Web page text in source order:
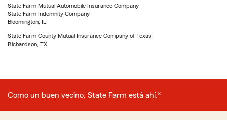
State Farm Mutual Automobile Insurance Company
State Farm Indemnity Company
Bloomington, IL
State Farm County Mutual Insurance Company of Texas
Richardson, TX
Como un buen vecino, State Farm está ahí.®